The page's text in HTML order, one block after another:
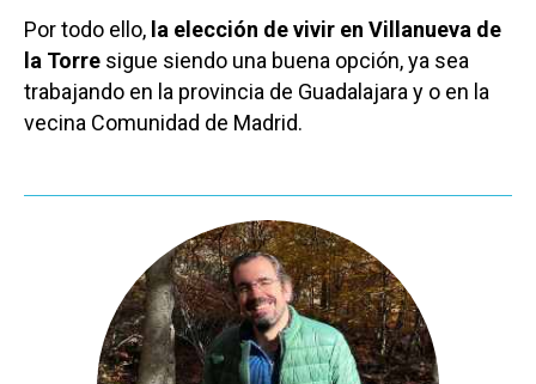
Por todo ello, la elección de vivir en Villanueva de
la Torre sigue siendo una buena opción, ya sea
trabajando en la provincia de Guadalajara y o en la
vecina Comunidad de Madrid.